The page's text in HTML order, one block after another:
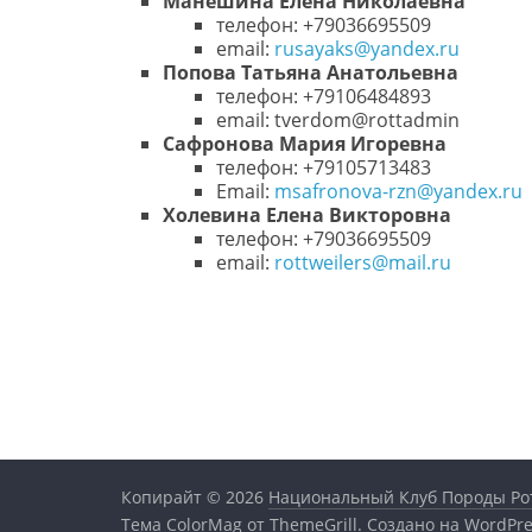
телефон: +79036695509
email: rusayaks@yandex.ru
Попова Татьяна Анатольевна
телефон: +79106484893
email: tverdom@rottadmin
Сафронова Мария Игоревна
телефон: +79105713483
Email: msafronova-rzn@yandex.ru
Холевина Елена Викторовна
телефон: +79036695509
email: rottweilers@mail.ru
Копирайт © 2026 Национальный Клуб Породы
Тема ColorMag от ThemeGrill. Создано на